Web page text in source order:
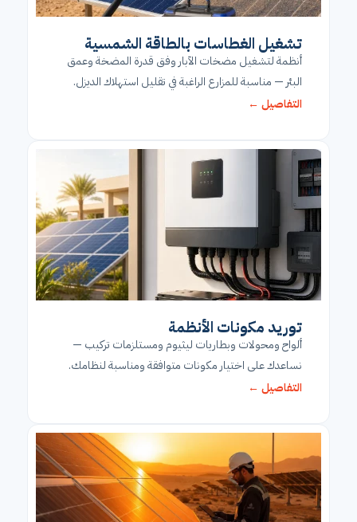
تشغيل الغطاسات بالطاقة الشمسية
أنظمة لتشغيل مضخات الآبار وفق قدرة المضخة وعمق
البئر — مناسبة للمزارع الراغبة في تقليل استهلاك الديزل.
التفاصيل ←
توريد مكونات الأنظمة
ألواح ومحولات وبطاريات ليثيوم ومستلزمات تركيب —
نساعدك على اختيار مكونات متوافقة ومناسبة لنظامك.
التفاصيل ←